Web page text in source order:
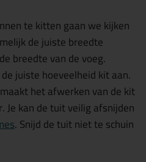
te kitten gaan we kijken
de juiste breedte
breedte van de voeg.
juiste hoeveelheid kit aan.
het afwerken van de kit
Je kan de tuit veilig afsnijden
. Snijd de tuit niet te schuin